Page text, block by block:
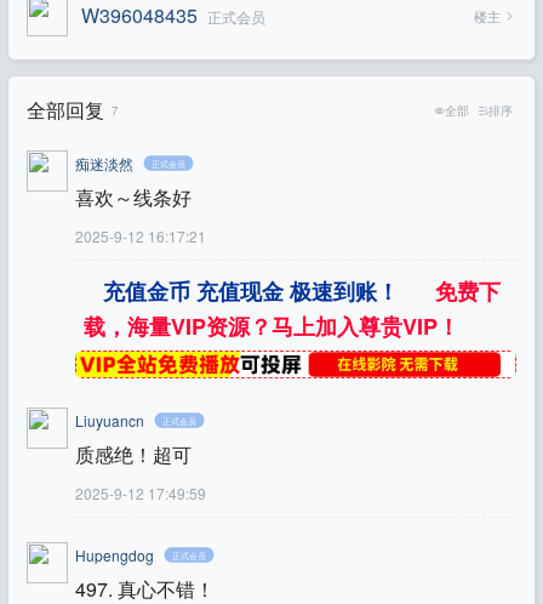
W396048435 正式会员 楼主
全部回复 7 排序
全部
痴迷淡然 正式会员
喜欢～线条好
2025-9-12 16:17:21
充值金币 充值现金 极速到账！
免费下
载，海量VIP资源？马上加入尊贵VIP！
Liuyuancn 正式会员
质感绝！超可
2025-9-12 17:49:59
Hupengdog 正式会员
497. 真心不错！